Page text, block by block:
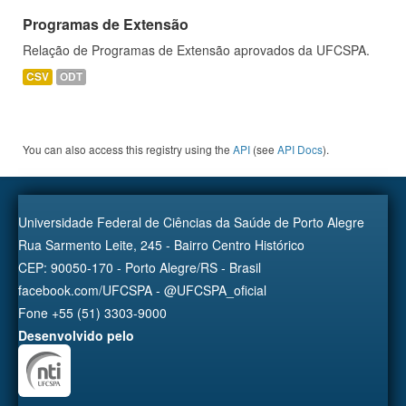
Programas de Extensão
Relação de Programas de Extensão aprovados da UFCSPA.
CSV ODT
You can also access this registry using the API (see API Docs).
Universidade Federal de Ciências da Saúde de Porto Alegre
Rua Sarmento Leite, 245 - Bairro Centro Histórico
CEP: 90050-170 - Porto Alegre/RS - Brasil
facebook.com/UFCSPA - @UFCSPA_oficial
Fone +55 (51) 3303-9000
Desenvolvido pelo